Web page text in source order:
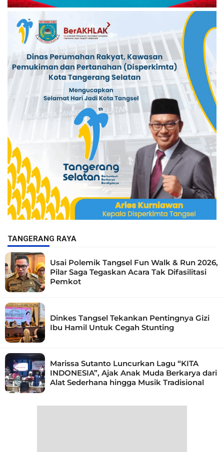
TANGERANG RAYA
Usai Polemik Tangsel Fun Walk & Run 2026,
Pilar Saga Tegaskan Acara Tak Difasilitasi
Pemkot
Dinkes Tangsel Tekankan Pentingnya Gizi
Ibu Hamil Untuk Cegah Stunting
Marissa Sutanto Luncurkan Lagu “KITA
INDONESIA”, Ajak Anak Muda Berkarya dari
Alat Sederhana hingga Musik Tradisional